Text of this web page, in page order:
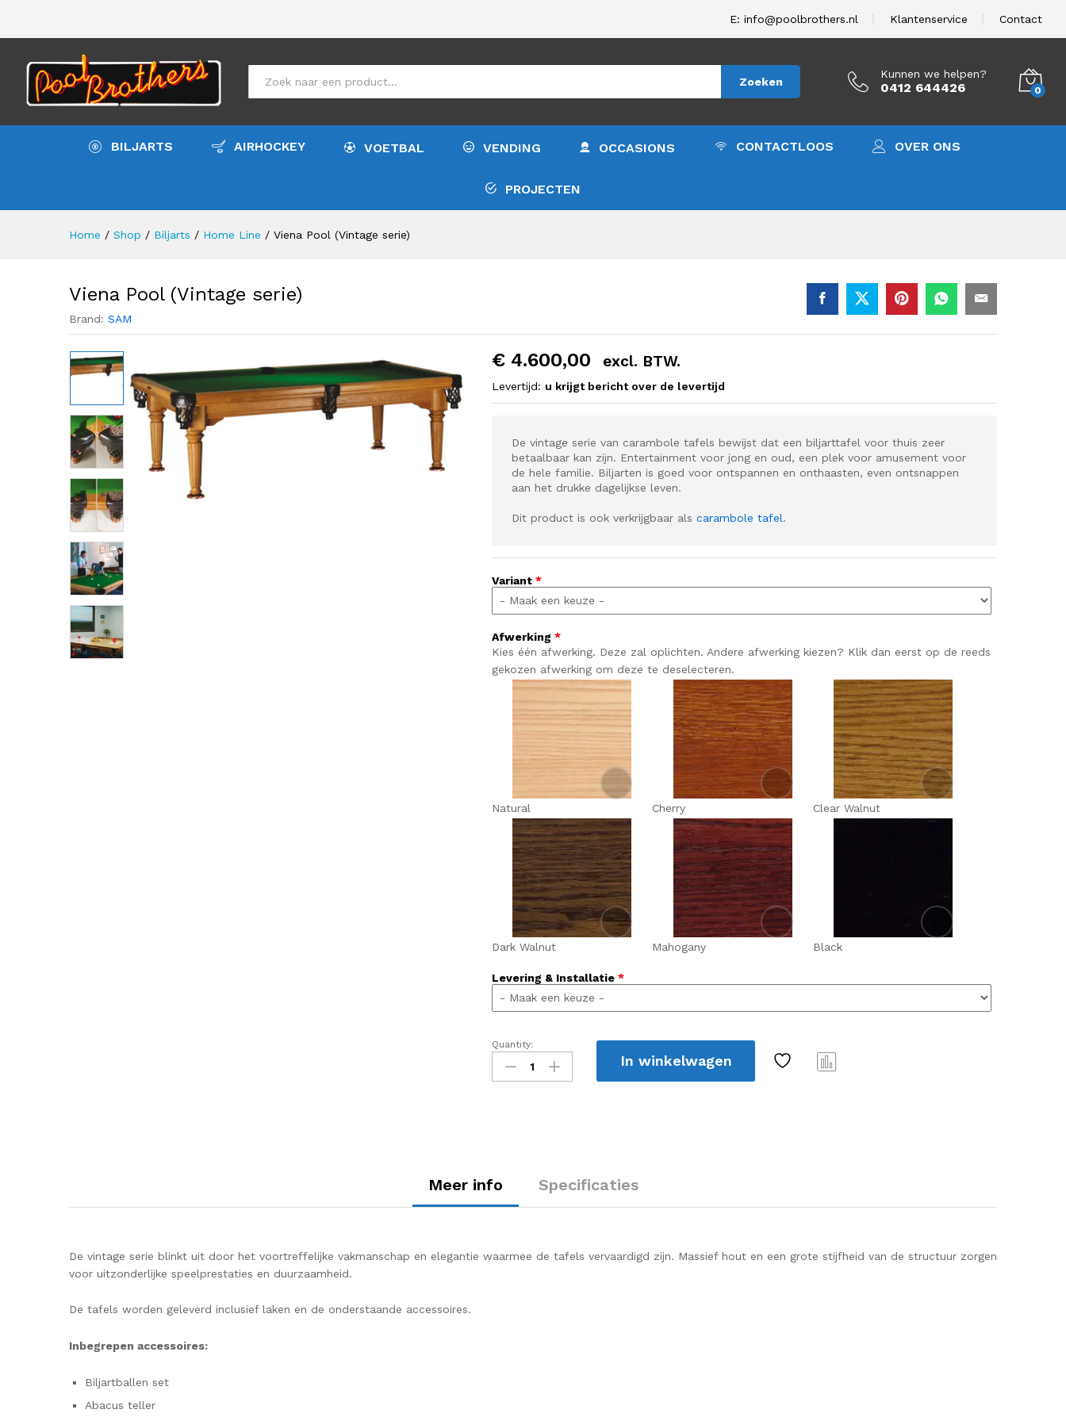
E: info@poolbrothers.nl Klantenservice Contact
Zoeken
Kunnen we helpen?
0412 644426 0
BILJARTS AIRHOCKEY VOETBAL VENDING OCCASIONS CONTACTLOOS OVER ONS
PROJECTEN
Home / Shop / Biljarts / Home Line / Viena Pool (Vintage serie)
Viena Pool (Vintage serie)
Brand: SAM
€ 4.600,00 excl. BTW.
Levertijd: u krijgt bericht over de levertijd
De vintage serie van carambole tafels bewijst dat een biljarttafel voor thuis zeer
betaalbaar kan zijn. Entertainment voor jong en oud, een plek voor amusement voor
de hele familie. Biljarten is goed voor ontspannen en onthaasten, even ontsnappen
aan het drukke dagelijkse leven.
Dit product is ook verkrijgbaar alscarambole tafel.
*
Variant
*
Afwerking
Kies één afwerking. Deze zal oplichten. Andere afwerking kiezen? Klik dan eerst op de reeds
gekozen afwerking om deze te deselecteren.
Natural Cherry Clear Walnut
Dark Walnut Mahogany Black
*
Levering & Installatie
Viena
Pool
(Vintage
Quantity:
In winkelwagen
Meer info Specificaties
De vintage serie blinkt uit door het voortreffelijke vakmanschap en elegantie waarmee de tafels vervaardigd zijn. Massief hout en een grote stijfheid van de structuur zorgen
voor uitzonderlijke speelprestaties en duurzaamheid.
De tafels worden geleverd inclusief laken en de onderstaande accessoires.
Inbegrepen accessoires:
Biljartballen set
Abacus teller
4.600,00 excl. BTW. In winkelwagen